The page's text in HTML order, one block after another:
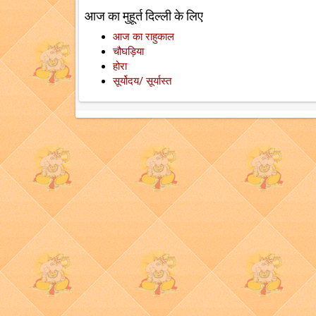
आज का मुहूर्त दिल्ली के लिए
आज का राहुकाल
चौघड़िया
होरा
सूर्योदय/ सूर्यास्त